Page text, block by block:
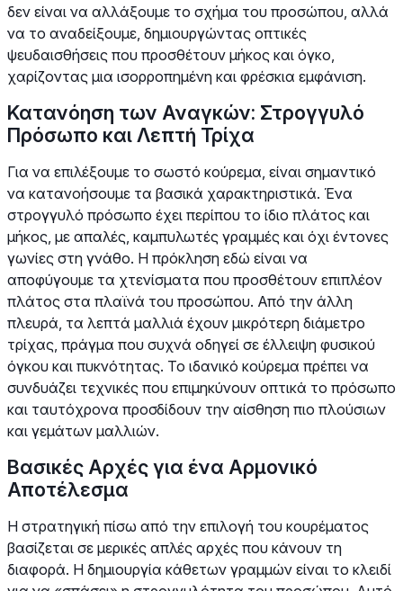
δεν είναι να αλλάξουμε το σχήμα του προσώπου, αλλά
να το αναδείξουμε, δημιουργώντας οπτικές
ψευδαισθήσεις που προσθέτουν μήκος και όγκο,
χαρίζοντας μια ισορροπημένη και φρέσκια εμφάνιση.
Κατανόηση των Αναγκών: Στρογγυλό
Πρόσωπο και Λεπτή Τρίχα
Για να επιλέξουμε το σωστό κούρεμα, είναι σημαντικό
να κατανοήσουμε τα βασικά χαρακτηριστικά. Ένα
στρογγυλό πρόσωπο έχει περίπου το ίδιο πλάτος και
μήκος, με απαλές, καμπυλωτές γραμμές και όχι έντονες
γωνίες στη γνάθο. Η πρόκληση εδώ είναι να
αποφύγουμε τα χτενίσματα που προσθέτουν επιπλέον
πλάτος στα πλαϊνά του προσώπου. Από την άλλη
πλευρά, τα λεπτά μαλλιά έχουν μικρότερη διάμετρο
τρίχας, πράγμα που συχνά οδηγεί σε έλλειψη φυσικού
όγκου και πυκνότητας. Το ιδανικό κούρεμα πρέπει να
συνδυάζει τεχνικές που επιμηκύνουν οπτικά το πρόσωπο
και ταυτόχρονα προσδίδουν την αίσθηση πιο πλούσιων
και γεμάτων μαλλιών.
Βασικές Αρχές για ένα Αρμονικό
Αποτέλεσμα
Η στρατηγική πίσω από την επιλογή του κουρέματος
βασίζεται σε μερικές απλές αρχές που κάνουν τη
διαφορά. Η δημιουργία κάθετων γραμμών είναι το κλειδί